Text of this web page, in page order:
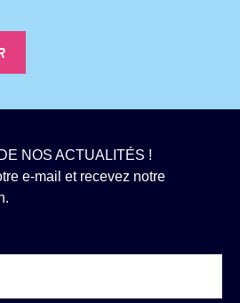
NOS ACTUALITÉS !
e-mail et recevez notre